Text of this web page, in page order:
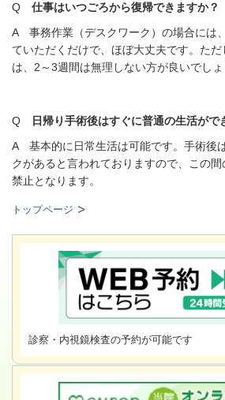
Q 仕事はいつごろから復帰できますか？
A 事務作業（デスクワーク）の場合には
ていただくだけで、ほぼ大丈夫です。た
は、2～3週間は無理しない方が良いでしょ
Q
日帰り手術後はすぐに普通の生活がで
A 基本的に日常生活は可能です。手術後
クがあると言われておりますので、この
禁止となります。
トップページ
診察・内視鏡検査の予約が可能です